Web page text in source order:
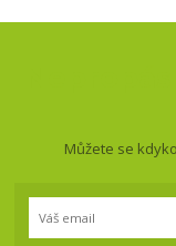
Můžete se